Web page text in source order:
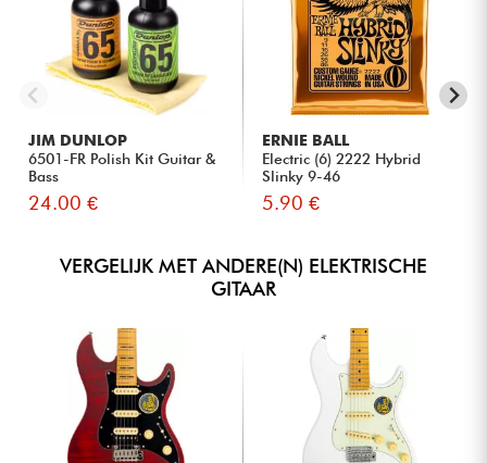
JIM DUNLOP
6501-FR Polish Kit Guitar &
Bass
24.00 €
ERNIE BALL
Electric (6) 2222 Hybrid
Slinky 9-46
5.90 €
VERGELIJK MET ANDERE(N) ELEKTRISCHE
GITAAR